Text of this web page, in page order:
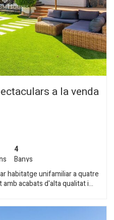
a la venda
4
Banys
habitatge unifamiliar a quatre
acabats d'alta qualitat i
detall marquen la